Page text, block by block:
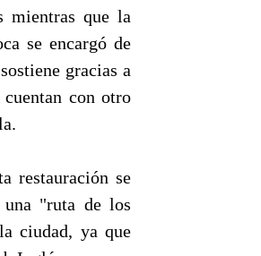
mientras que la
se encargó de
gracias a
con otro
restauración se
una "ruta de los
ciudad, ya que